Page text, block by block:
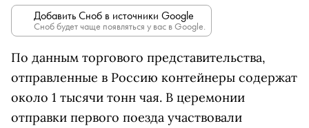
Добавить Сноб в источники Google
Сноб будет чаще появляться у вас в Google.
По данным торгового представительства,
отправленные в Россию контейнеры содержат
около 1 тысячи тонн чая. В церемонии
отправки первого поезда участвовали